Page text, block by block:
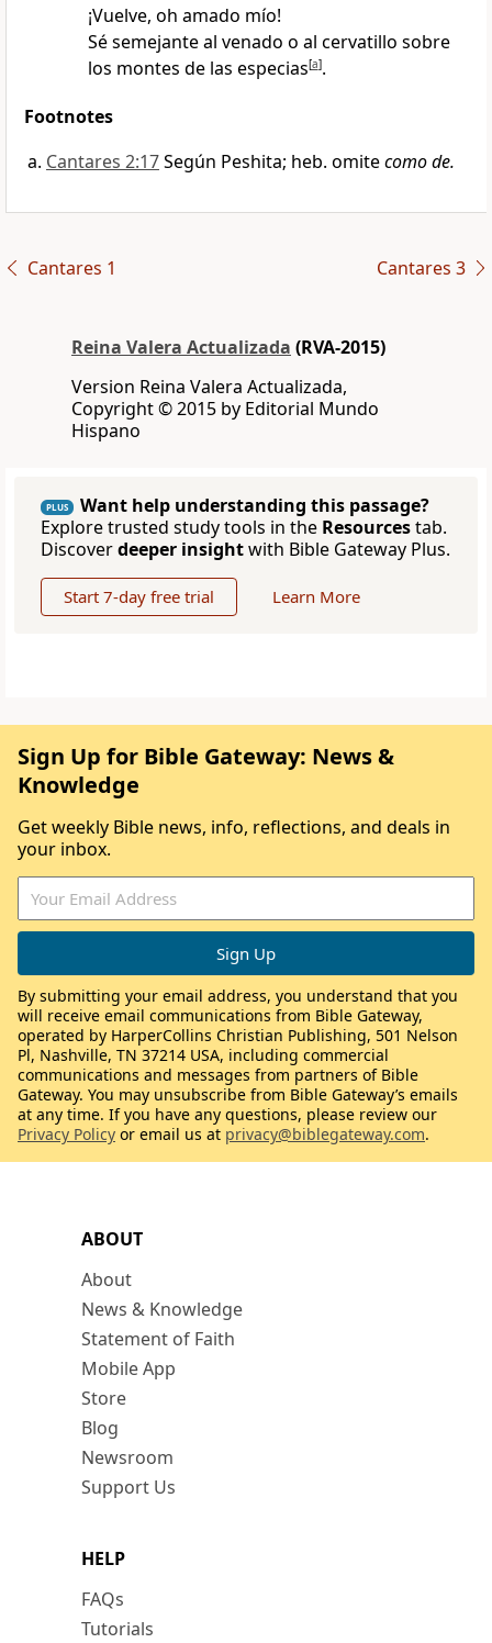
¡Vuelve, oh amado mío!
Sé semejante al venado o al cervatillo sobre
los montes de las especias[a].
Footnotes
Cantares 2:17Según Peshita; heb. omitecomo de.
Cantares 1 Cantares 3
Reina Valera Actualizada (RVA-2015)
Version Reina Valera Actualizada,
Copyright © 2015 by Editorial Mundo
Hispano
PLUS
Want help understanding this passage?
Explore trusted study tools in the Resourcestab.
Discoverdeeper insightwith Bible Gateway Plus.
Start 7-day free trial Learn More
ABOUT
About
News & Knowledge
Statement of Faith
Mobile App
Store
Blog
Newsroom
Support Us
HELP
FAQs
Tutorials
Sign Up for Bible Gateway: News &
Knowledge
Get weekly Bible news, info, reflections, and deals in
your inbox.
By submitting your email address, you understand that you
will receive email communications from Bible Gateway,
operated by HarperCollins Christian Publishing, 501 Nelson
Pl, Nashville, TN 37214 USA, including commercial
communications and messages from partners of Bible
Gateway. You may unsubscribe from Bible Gateway’s emails
at any time. If you have any questions, please review our
Privacy Policy or email us at privacy@biblegateway.com.